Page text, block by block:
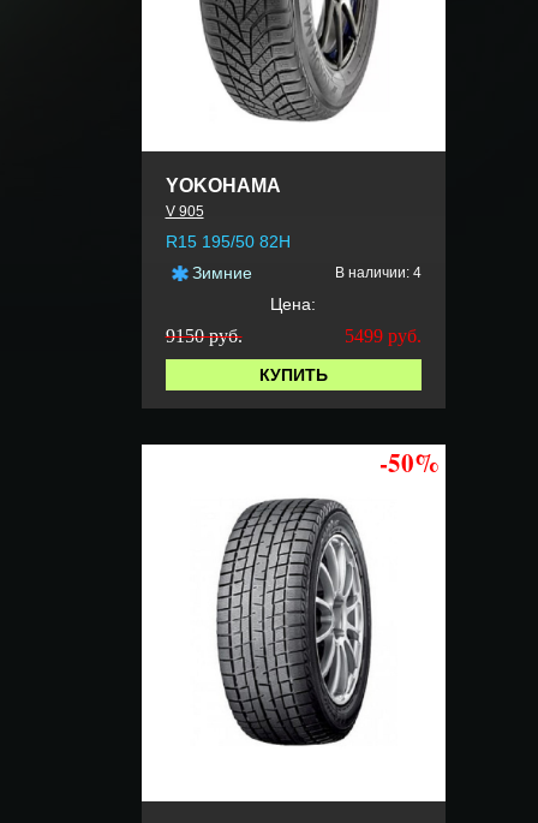
YOKOHAMA
V 905
R15 195/50 82H
Зимние
В наличии: 4
Цена:
9150 руб. 5499 руб.
КУПИТЬ
-50%